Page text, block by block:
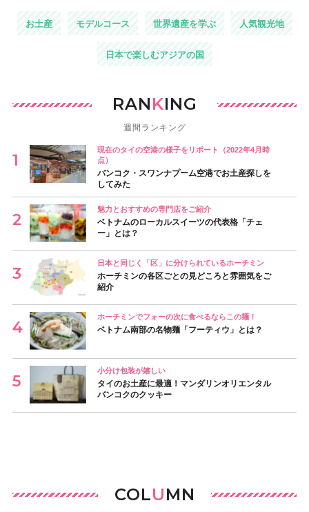
お土産 モデルコース 世界遺産を学ぶ 人気観光地
日本で楽しむアジアの国
RANKING
週間ランキング
現在のタイの空港の様子をリポート（2022年4月時
点）
バンコク・スワンナプーム空港でお土産探しを
してみた
魅力とおすすめの専門店をご紹介
ベトナムのローカルスイーツの代表格「チェ
ー」とは？
日本と同じく「区」に分けられているホーチミン
ホーチミンの各区ごとの見どころと雰囲気をご
紹介
ホーチミンでフォーの次に食べるならこの麺！
ベトナム南部の名物麺「フーティウ」とは？
小分け包装が嬉しい
タイのお土産に最適！マンダリンオリエンタル
バンコクのクッキー
COLUMN